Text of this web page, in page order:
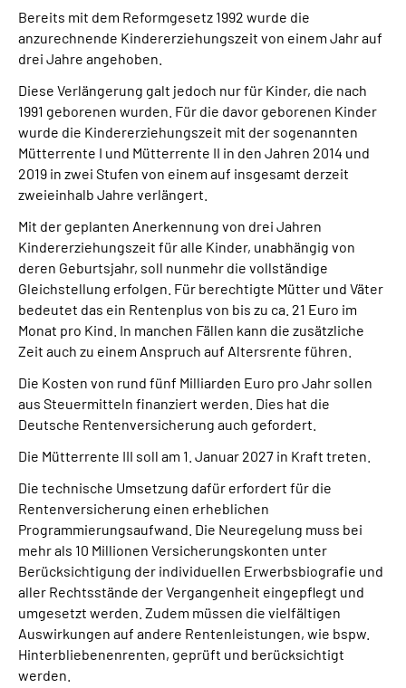
Bereits mit dem Reformgesetz 1992 wurde die
anzurechnende Kindererziehungszeit von einem Jahr auf
drei Jahre angehoben.
Diese Verlängerung galt jedoch nur für Kinder, die nach
1991 geborenen wurden. Für die davor geborenen Kinder
wurde die Kindererziehungszeit mit der sogenannten
Mütterrente I und Mütterrente II in den Jahren 2014 und
2019 in zwei Stufen von einem auf insgesamt derzeit
zweieinhalb Jahre verlängert.
Mit der geplanten Anerkennung von drei Jahren
Kindererziehungszeit für alle Kinder, unabhängig von
deren Geburtsjahr, soll nunmehr die vollständige
Gleichstellung erfolgen. Für berechtigte Mütter und Väter
bedeutet das ein Rentenplus von bis zu ca. 21 Euro im
Monat pro Kind. In manchen Fällen kann die zusätzliche
Zeit auch zu einem Anspruch auf Altersrente führen.
Die Kosten von rund fünf Milliarden Euro pro Jahr sollen
aus Steuermitteln finanziert werden. Dies hat die
Deutsche Rentenversicherung auch gefordert.
Die Mütterrente III soll am 1. Januar 2027 in Kraft treten.
Die technische Umsetzung dafür erfordert für die
Rentenversicherung einen erheblichen
Programmierungsaufwand. Die Neuregelung muss bei
mehr als 10 Millionen Versicherungskonten unter
Berücksichtigung der individuellen Erwerbsbiografie und
aller Rechtsstände der Vergangenheit eingepflegt und
umgesetzt werden. Zudem müssen die vielfältigen
Auswirkungen auf andere Rentenleistungen, wie bspw.
Hinterbliebenenrenten, geprüft und berücksichtigt
werden.